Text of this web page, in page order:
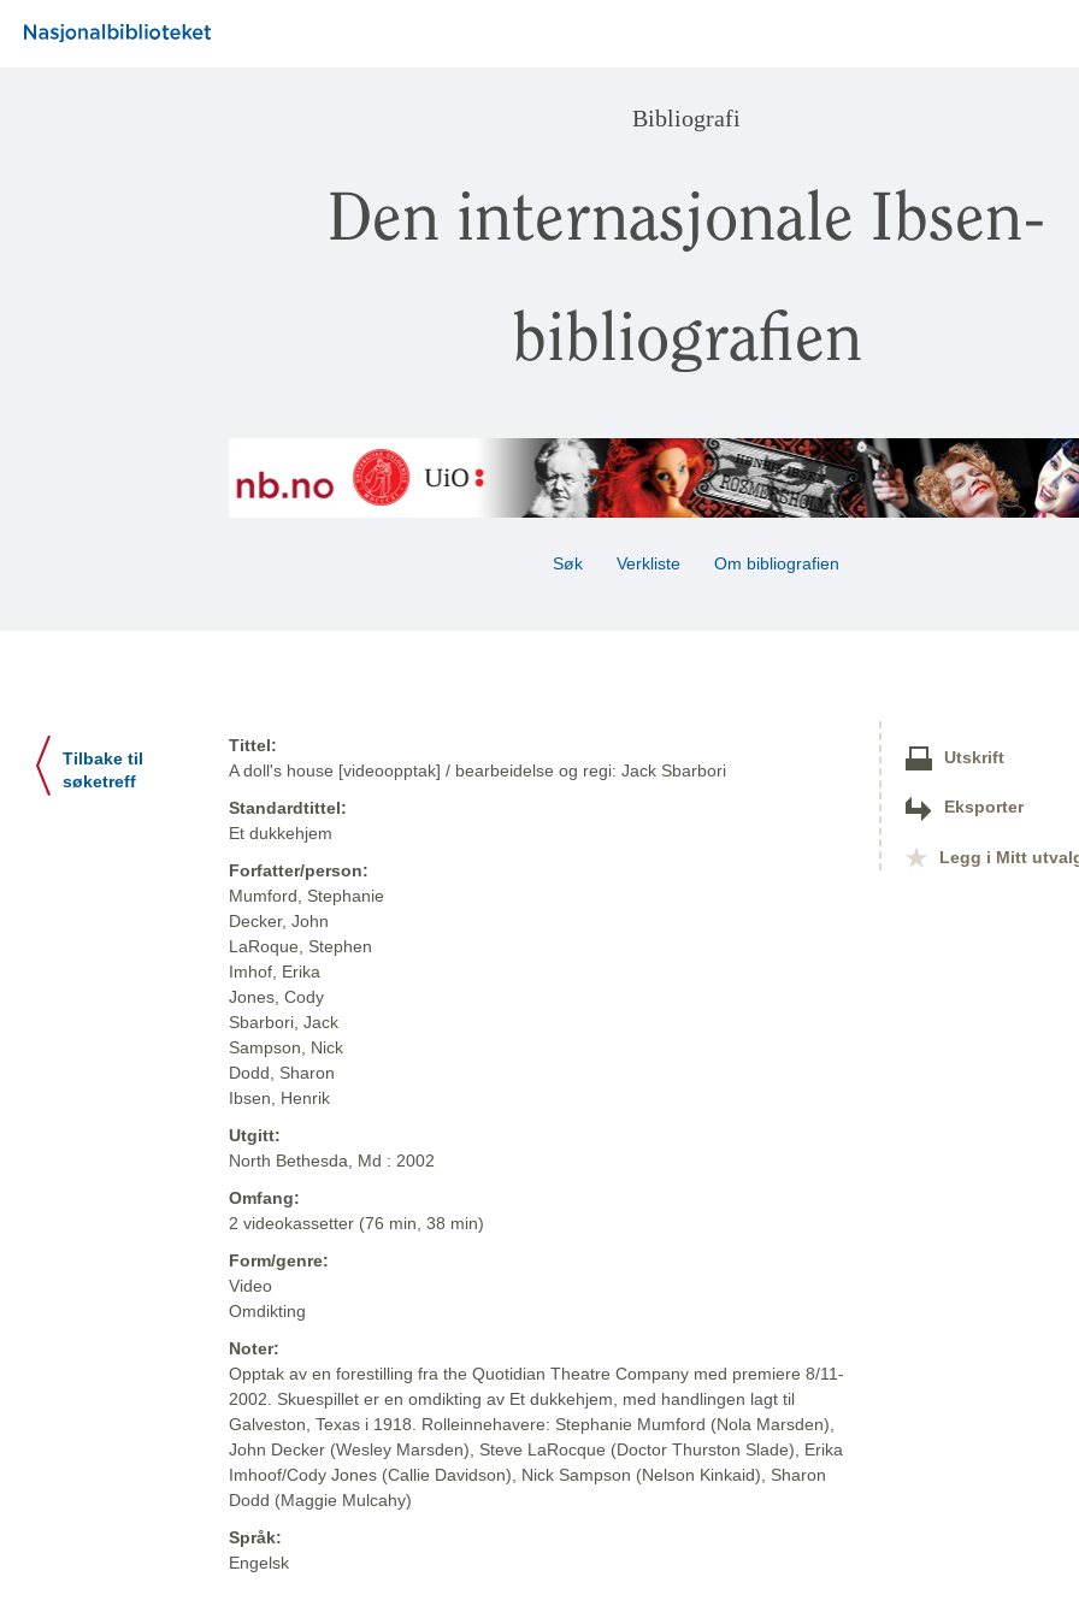
Bibliografi
Den internasjonale Ibsen-
bibliografien
Søk Verkliste Om bibliografien
Tilbake til
søketreff
Tittel:
A doll's house [videoopptak] / bearbeidelse og regi: Jack Sbarbori
Standardtittel:
Et dukkehjem
Forfatter/person:
Mumford, Stephanie
Decker, John
LaRoque, Stephen
Imhof, Erika
Jones, Cody
Sbarbori, Jack
Sampson, Nick
Dodd, Sharon
Ibsen, Henrik
Utgitt:
North Bethesda, Md : 2002
Omfang:
2 videokassetter (76 min, 38 min)
Form/genre:
Video
Omdikting
Noter:
Opptak av en forestilling fra the Quotidian Theatre Company med premiere 8/11-
2002. Skuespillet er en omdikting av Et dukkehjem, med handlingen lagt til
Galveston, Texas i 1918. Rolleinnehavere: Stephanie Mumford (Nola Marsden),
John Decker (Wesley Marsden), Steve LaRocque (Doctor Thurston Slade), Erika
Imhoof/Cody Jones (Callie Davidson), Nick Sampson (Nelson Kinkaid), Sharon
Dodd (Maggie Mulcahy)
Språk:
Engelsk
Utskrift
Eksporter
Legg i Mitt